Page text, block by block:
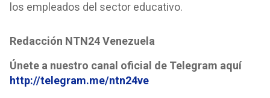
los empleados del sector educativo.
Redacción NTN24 Venezuela
Únete a nuestro canal oficial de Telegram aquí
http://telegram.me/ntn24ve